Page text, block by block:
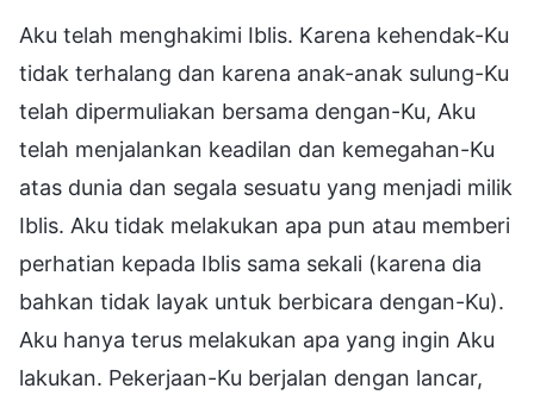
Aku telah menghakimi Iblis. Karena kehendak-Ku
tidak terhalang dan karena anak-anak sulung-Ku
telah dipermuliakan bersama dengan-Ku, Aku
telah menjalankan keadilan dan kemegahan-Ku
atas dunia dan segala sesuatu yang menjadi milik
Iblis. Aku tidak melakukan apa pun atau memberi
perhatian kepada Iblis sama sekali (karena dia
bahkan tidak layak untuk berbicara dengan-Ku).
Aku hanya terus melakukan apa yang ingin Aku
lakukan. Pekerjaan-Ku berjalan dengan lancar,